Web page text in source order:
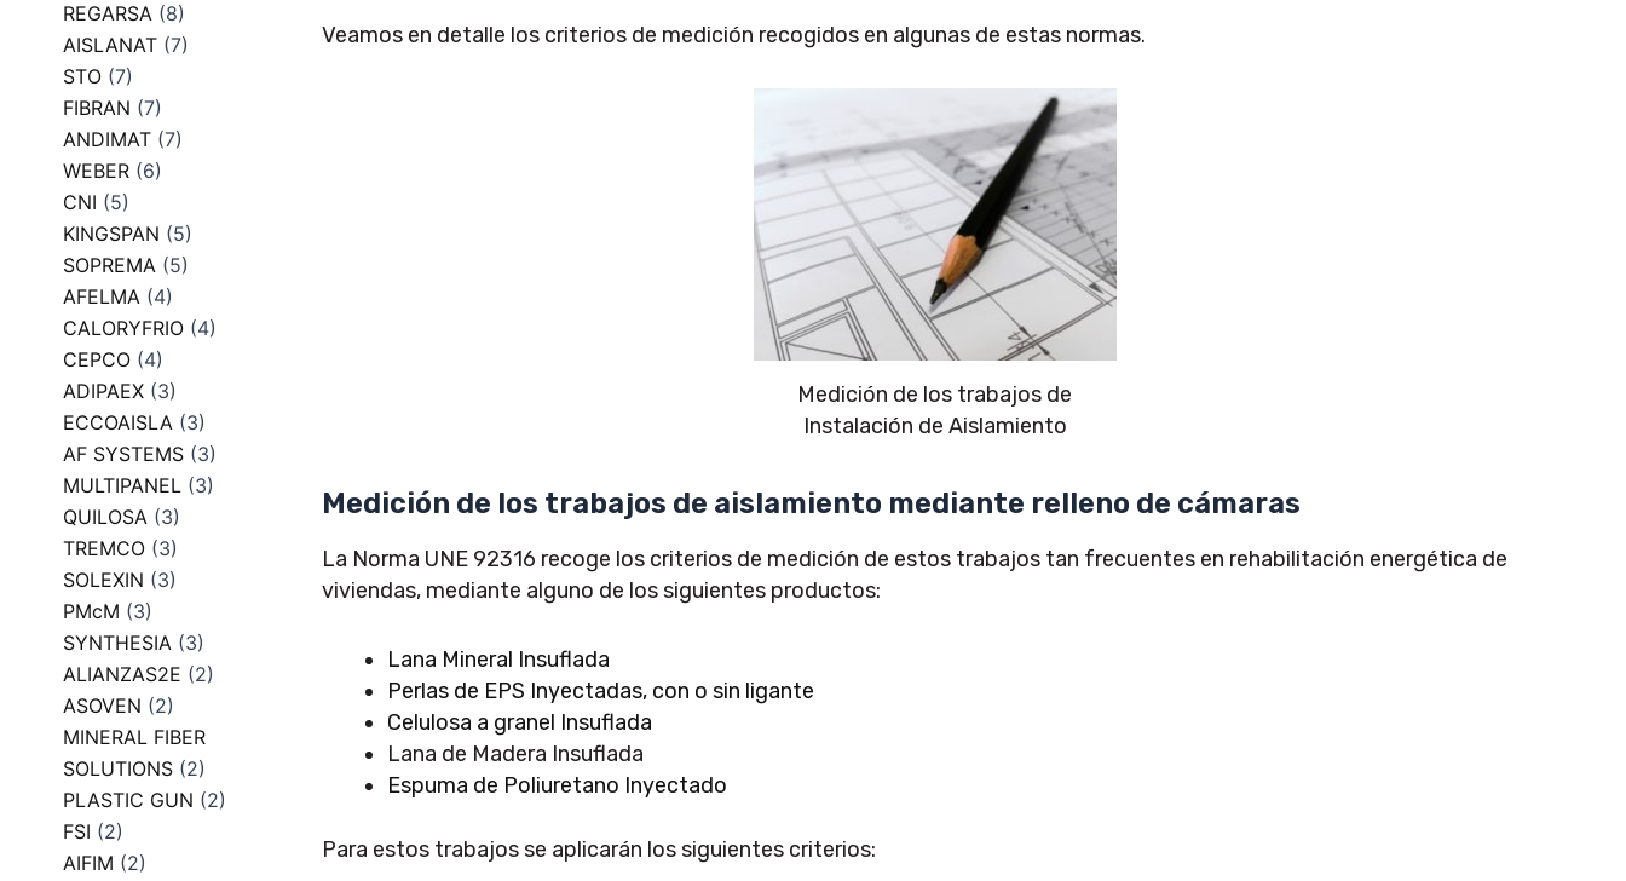
REGARSA (8)
AISLANAT (7)
STO (7)
FIBRAN (7)
ANDIMAT (7)
WEBER (6)
CNI (5)
KINGSPAN (5)
SOPREMA (5)
AFELMA (4)
CALORYFRIO (4)
CEPCO (4)
ADIPAEX (3)
ECCOAISLA (3)
AF SYSTEMS (3)
MULTIPANEL (3)
QUILOSA (3)
TREMCO (3)
SOLEXIN (3)
PMcM (3)
SYNTHESIA (3)
ALIANZAS2E (2)
ASOVEN (2)
MINERAL FIBER
SOLUTIONS (2)
PLASTIC GUN (2)
FSI (2)
AIFIM (2)
Veamos en detalle los criterios de medición recogidos en algunas de estas normas.
Medición de los trabajos de
Instalación de Aislamiento
Medición de los trabajos de aislamiento mediante relleno de cámaras
La Norma UNE 92316 recoge los criterios de medición de estos trabajos tan frecuentes en rehabilitación energética de
viviendas, mediante alguno de los siguientes productos:
Lana Mineral Insuflada
Perlas de EPS Inyectadas, con o sin ligante
Celulosa a granel Insuflada
Lana de Madera Insuflada
Espuma de Poliuretano Inyectado
Para estos trabajos se aplicarán los siguientes criterios: